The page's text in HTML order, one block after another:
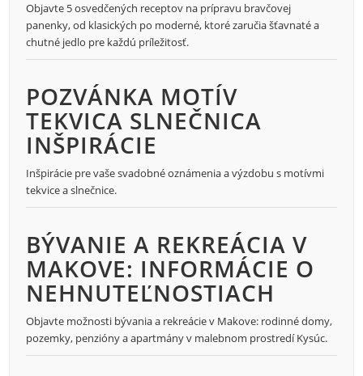
Objavte 5 osvedčených receptov na prípravu bravčovej
panenky, od klasických po moderné, ktoré zaručia šťavnaté a
chutné jedlo pre každú príležitosť.
POZVÁNKA MOTÍV
TEKVICA SLNEČNICA
INŠPIRÁCIE
Inšpirácie pre vaše svadobné oznámenia a výzdobu s motívmi
tekvice a slnečnice.
BÝVANIE A REKREÁCIA V
MAKOVE: INFORMÁCIE O
NEHNUTEĽNOSTIACH
Objavte možnosti bývania a rekreácie v Makove: rodinné domy,
pozemky, penzióny a apartmány v malebnom prostredí Kysúc.